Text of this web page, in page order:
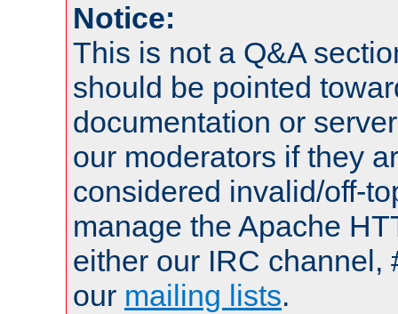
Notice:
This is not a Q&A
should be pointed
documentation or
our moderators if they
considered invalid/off-
manage the Apache
either our IRC channel,
our mailing lists.